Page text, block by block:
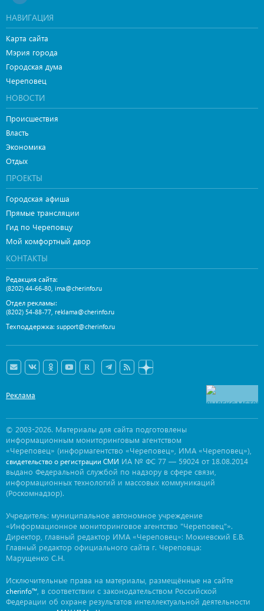
НАВИГАЦИЯ
Карта сайта
Мэрия города
Городская дума
Череповец
НОВОСТИ
Происшествия
Власть
Экономика
Отдых
ПРОЕКТЫ
Городская афиша
Прямые трансляции
Гид по Череповцу
Мой комфортный двор
КОНТАКТЫ
Редакция сайта:
(8202) 44-66-80 ima@cherinfo.ru
Отдел рекламы:
(8202) 54-88-77 reklama@cherinfo.ru
Техподдержка: support@cherinfo.ru
Реклама
© 2003-2026. Материалы для сайта подготовлены
информационным мониторинговым агентством
«Череповец» (информагентство «Череповец», ИМА «Череповец»),
свидетельство о регистрации СМИ ИА № ФС 77 — 59024 от 18.08.2014
выдано Федеральной службой по надзору в сфере связи,
информационных технологий и массовых коммуникаций
(Роскомнадзор).
Учредитель: муниципальное автономное учреждение
«Информационное мониторинговое агентство "Череповец"».
Директор, главный редактор ИМА «Череповец»: Мокиевский Е.В.
Главный редактор официального сайта г. Череповца:
Марущенко С.Н.
Исключительные права на материалы, размещённые на сайте
cherinfo™ , в соответствии с законодательством Российской
Федерации об охране результатов интеллектуальной деятельности